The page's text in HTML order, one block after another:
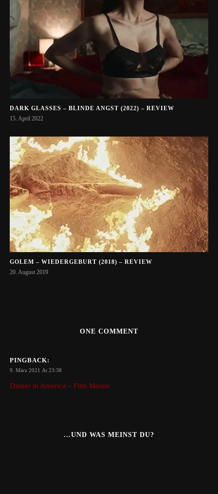
DARK GLASSES – BLINDE ANGST (2022) – REVIEW
15. April 2022
GOLEM – WIEDERGEBURT (2018) – REVIEW
20. August 2019
ONE COMMENT
PINGBACK:
9. März 2021 At 23:38
Dinner in America – Film Massiv
...UND WAS MEINST DU?